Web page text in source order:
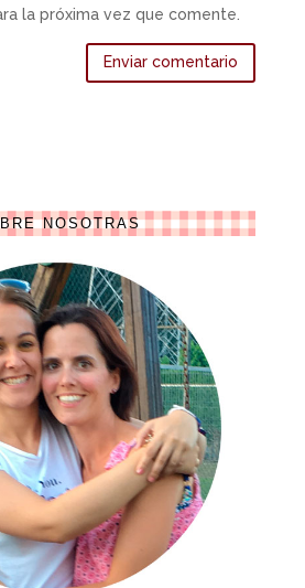
la próxima vez que comente.
NOSOTRAS